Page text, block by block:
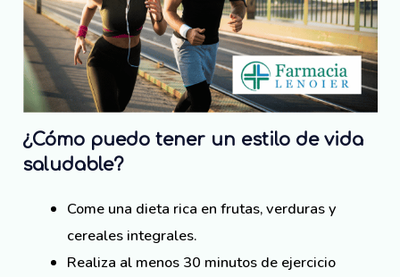
¿Cómo puedo tener un estilo de vida
saludable?
Come una dieta rica en frutas, verduras y
cereales integrales.
Realiza al menos 30 minutos de ejercicio